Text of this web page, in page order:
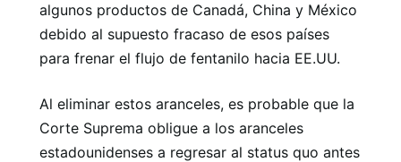
algunos productos de Canadá, China y México
debido al supuesto fracaso de esos países
para frenar el flujo de fentanilo hacia EE.UU.
Al eliminar estos aranceles, es probable que la
Corte Suprema obligue a los aranceles
estadounidenses a regresar al status quo antes